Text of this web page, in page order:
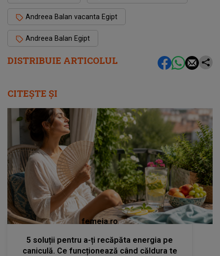
DISTRIBUIE ARTICOLUL
Andreea Balan vacanta Egipt
Andreea Balan Egipt
CITEȘTE ȘI
femeia.ro
5 soluții pentru a-ți recăpăta energia pe
caniculă. Ce funcționează când căldura te